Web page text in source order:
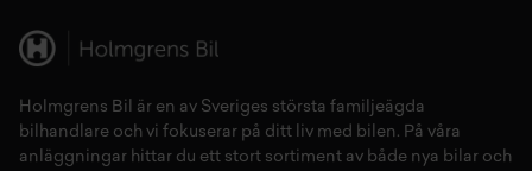
Holmgrens Bil är en av Sveriges största familjeägda
bilhandlare och vi fokuserar på ditt liv med bilen. På våra
anläggningar hittar du ett stort sortiment av både nya bilar och